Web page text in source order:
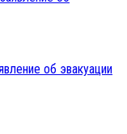
об эвакуации